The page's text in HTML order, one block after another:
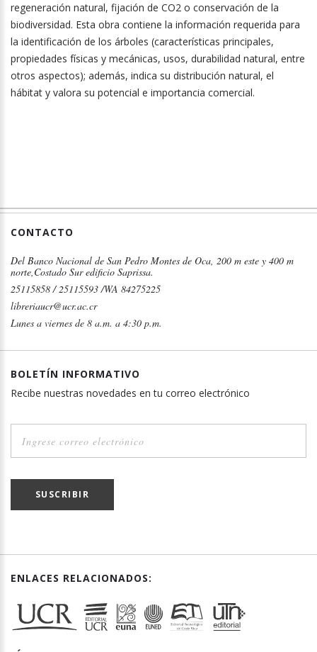
regeneración natural, fijación de CO2 o conservación de la
biodiversidad. Esta obra contiene la información requerida para
la identificación de los árboles (características principales,
propiedades físicas y mecánicas, usos, durabilidad natural, entre
otros aspectos); además, indica su distribución natural, el
hábitat y valora su potencial e importancia comercial.
CONTACTO
Del Banco Nacional de San Pedro Montes de Oca, 200 m este y 400 m
norte,Costado Sur edificio Saprissa.
25115858 / 25115593 /WA 84275225
libreriaucr@ucr.ac.cr
Lunes a viernes de 8 a.m. a 4:30 p.m.
BOLETÍN INFORMATIVO
Recibe nuestras novedades en tu correo electrónico
SUSCRIBIR
ENLACES RELACIONADOS: